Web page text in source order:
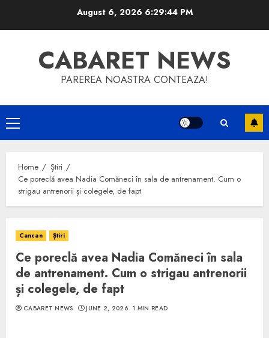
August 6, 2026 6:29:45 PM
CABARET NEWS
PAREREA NOASTRA CONTEAZA!
Primary
Menu
Home
Știri
Ce poreclă avea Nadia Comăneci în sala de antrenament. Cum o
strigau antrenorii și colegele, de fapt
Cancan Știri
Ce poreclă avea Nadia Comăneci în sala
de antrenament. Cum o strigau antrenorii
și colegele, de fapt
CABARET NEWS JUNE 2, 2026 1 MIN READ